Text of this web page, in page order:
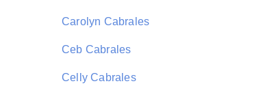
Carolyn Cabrales
Ceb Cabrales
Celly Cabrales